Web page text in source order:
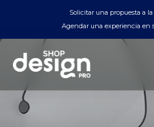
Solicitar una propuesta a
Agendar una experiencia en